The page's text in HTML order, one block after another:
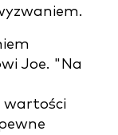
Joe. "Na
wartości